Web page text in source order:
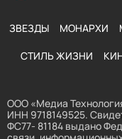
ЗВЕЗДЫ МОНАРХИ
СТИЛЬ ЖИЗНИ
ООО «Медиа
ИНН 9718149525.
ФС77- 81184 выдано